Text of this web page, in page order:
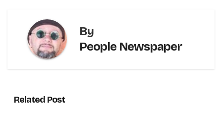
By
People Newspaper
Related Post